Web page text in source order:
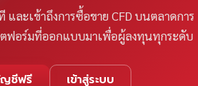
ละเข้าถึงการซื้อขาย CFD บนตลาดการ
ฟอร์มที่ออกแบบมาเพื่อผู้ลงทุนทุกระดับ
ญชีฟรี เข้าสู่ระบบ